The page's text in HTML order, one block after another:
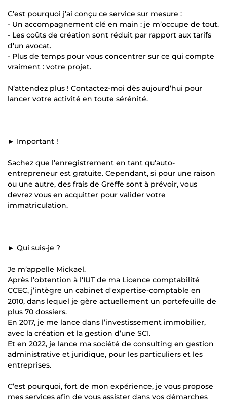
C’est pourquoi j’ai conçu ce service sur mesure :
- Un accompagnement clé en main : je m’occupe de tout.
- Les coûts de création sont réduit par rapport aux tarifs
d’un avocat.
- Plus de temps pour vous concentrer sur ce qui compte
vraiment : votre projet.
N’attendez plus ! Contactez-moi dès aujourd’hui pour
lancer votre activité en toute sérénité.
► Important !
Sachez que l’enregistrement en tant qu'auto-
entrepreneur est gratuite. Cependant, si pour une raison
ou une autre, des frais de Greffe sont à prévoir, vous
devrez vous en acquitter pour valider votre
immatriculation.
► Qui suis-je ?
Je m’appelle Mickael.
Après l’obtention à l'IUT de ma Licence comptabilité
CCEC, j’intègre un cabinet d'expertise-comptable en
2010, dans lequel je gère actuellement un portefeuille de
plus 70 dossiers.
En 2017, je me lance dans l’investissement immobilier,
avec la création et la gestion d’une SCI.
Et en 2022, je lance ma société de consulting en gestion
administrative et juridique, pour les particuliers et les
entreprises.
C’est pourquoi, fort de mon expérience, je vous propose
mes services afin de vous assister dans vos démarches